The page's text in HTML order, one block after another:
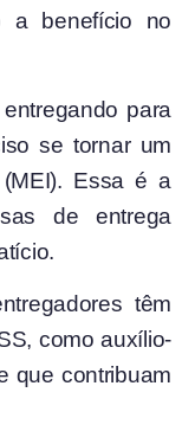
a benefício no
para
se tornar um
(MEI). Essa é a
de entrega
têm
como auxílio-
que contribuam